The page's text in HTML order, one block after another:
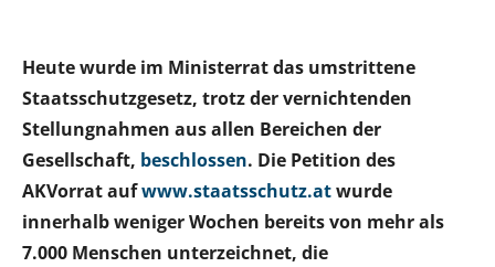
Heute wurde im Ministerrat das umstrittene
Staatsschutzgesetz, trotz dervernichtenden
Stellungnahmen aus allen Bereichen der
Gesellschaft, beschlossen. Die Petition des
AKVorrat aufwww.staatsschutz.atwurde
innerhalbwenigerWochen bereitsvon mehr als
7.000 Menschen unterzeichnet, die